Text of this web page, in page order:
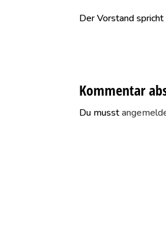
Der Vorstand
Kommentar
Du musst